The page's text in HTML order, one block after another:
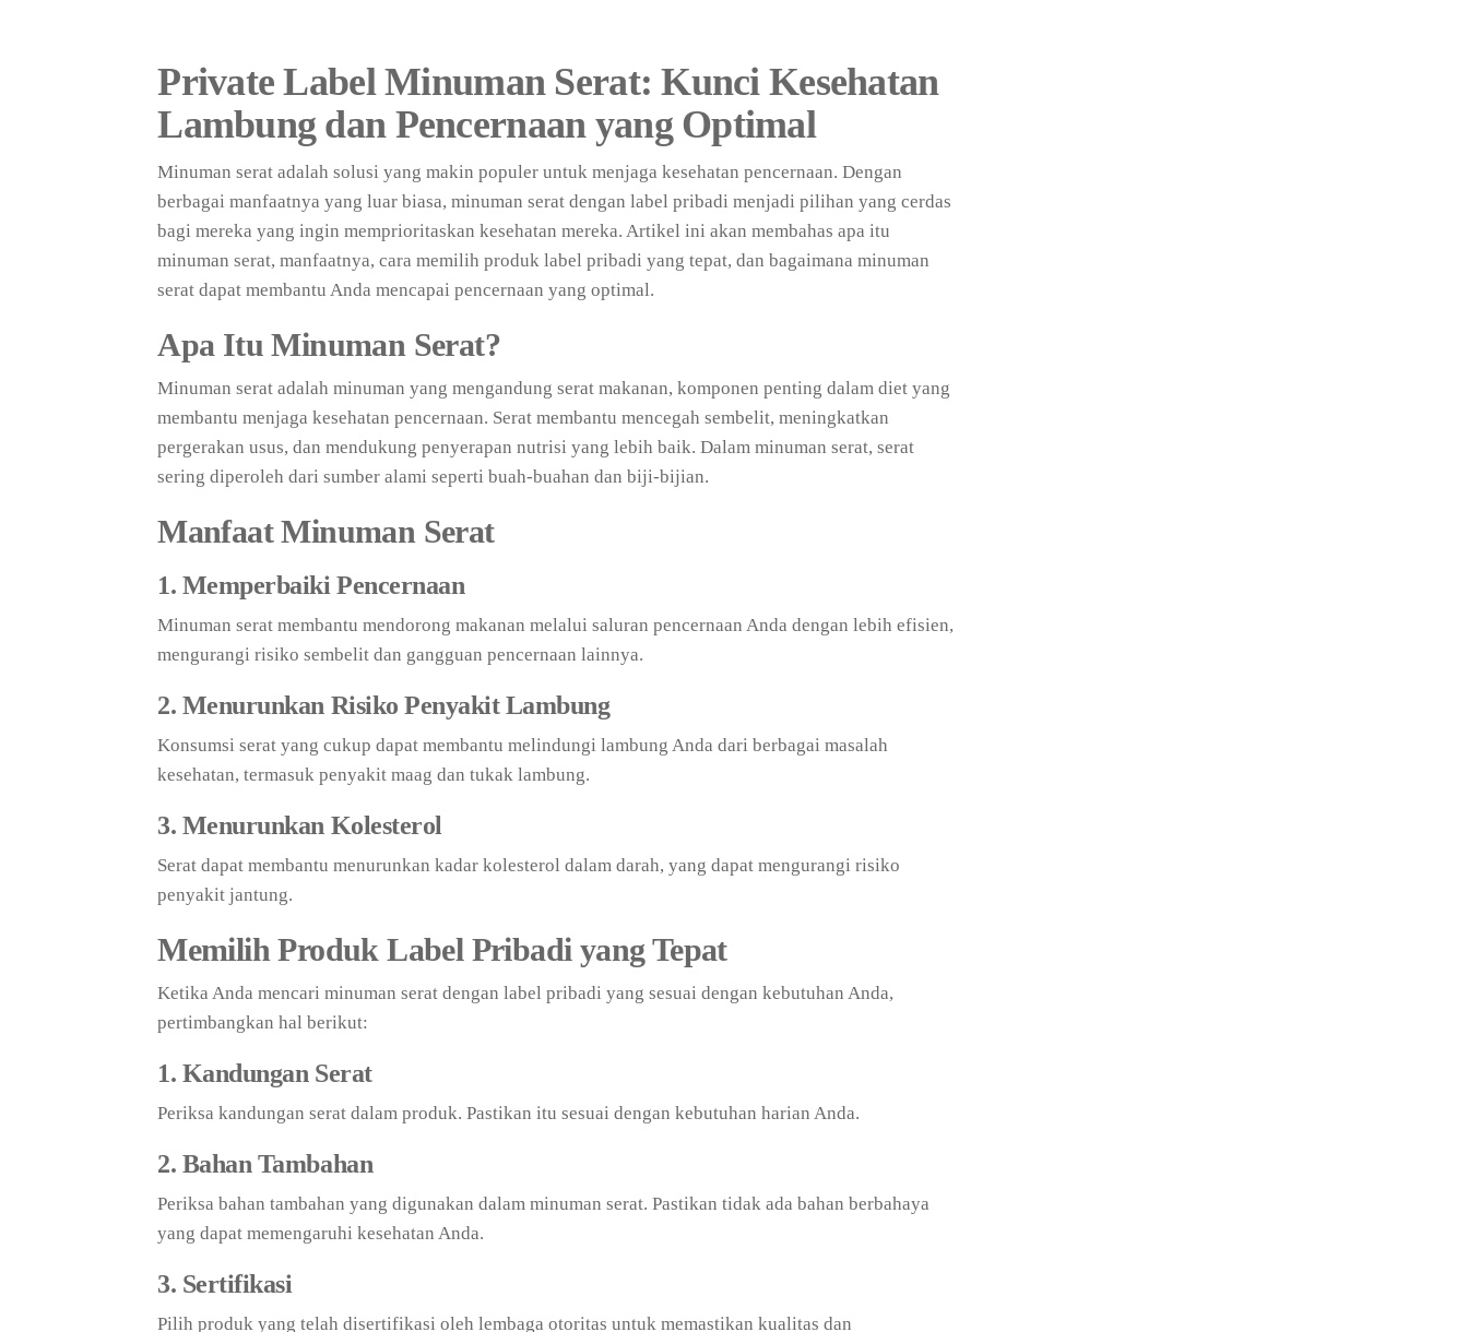
Private Label Minuman Serat: Kunci Kesehatan
Lambung dan Pencernaan yang Optimal
Minuman serat adalah solusi yang makin populer untuk menjaga kesehatan pencernaan. Dengan
berbagai manfaatnya yang luar biasa, minuman serat dengan label pribadi menjadi pilihan yang cerdas
bagi mereka yang ingin memprioritaskan kesehatan mereka. Artikel ini akan membahas apa itu
minuman serat, manfaatnya, cara memilih produk label pribadi yang tepat, dan bagaimana minuman
serat dapat membantu Anda mencapai pencernaan yang optimal.
Apa Itu Minuman Serat?
Minuman serat adalah minuman yang mengandung serat makanan, komponen penting dalam diet yang
membantu menjaga kesehatan pencernaan. Serat membantu mencegah sembelit, meningkatkan
pergerakan usus, dan mendukung penyerapan nutrisi yang lebih baik. Dalam minuman serat, serat
sering diperoleh dari sumber alami seperti buah-buahan dan biji-bijian.
Manfaat Minuman Serat
1. Memperbaiki Pencernaan
Minuman serat membantu mendorong makanan melalui saluran pencernaan Anda dengan lebih efisien,
mengurangi risiko sembelit dan gangguan pencernaan lainnya.
2. Menurunkan Risiko Penyakit Lambung
Konsumsi serat yang cukup dapat membantu melindungi lambung Anda dari berbagai masalah
kesehatan, termasuk penyakit maag dan tukak lambung.
3. Menurunkan Kolesterol
Serat dapat membantu menurunkan kadar kolesterol dalam darah, yang dapat mengurangi risiko
penyakit jantung.
Memilih Produk Label Pribadi yang Tepat
Ketika Anda mencari minuman serat dengan label pribadi yang sesuai dengan kebutuhan Anda,
pertimbangkan hal berikut:
1. Kandungan Serat
Periksa kandungan serat dalam produk. Pastikan itu sesuai dengan kebutuhan harian Anda.
2. Bahan Tambahan
Periksa bahan tambahan yang digunakan dalam minuman serat. Pastikan tidak ada bahan berbahaya
yang dapat memengaruhi kesehatan Anda.
3. Sertifikasi
Pilih produk yang telah disertifikasi oleh lembaga otoritas untuk memastikan kualitas dan